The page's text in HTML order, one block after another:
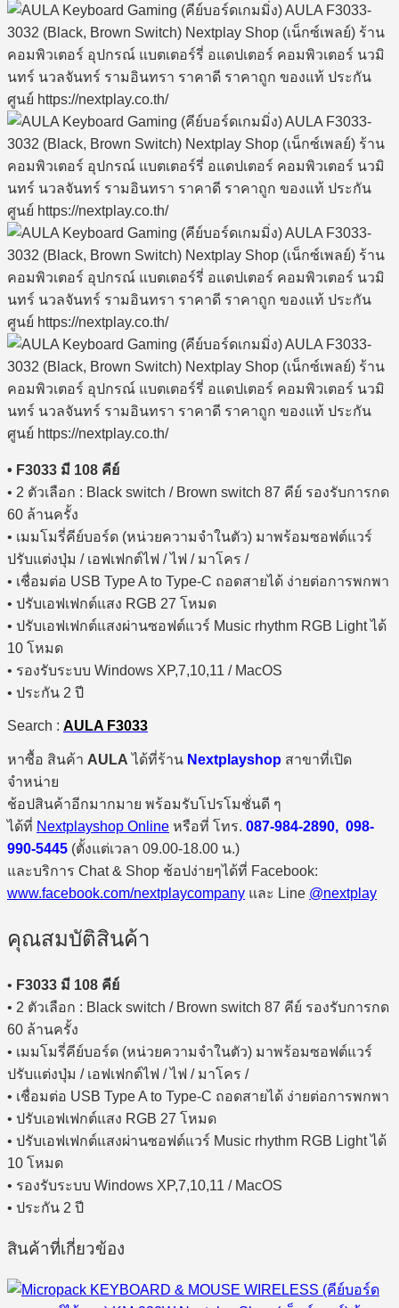
• F3033 มี 108 คีย์
• 2 ตัวเลือก : Black switch / Brown switch 87 คีย์ รองรับการกด
60 ล้านครั้ง
• เมมโมรี่คีย์บอร์ด (หน่วยความจำในตัว) มาพร้อมซอฟต์แวร์
ปรับแต่งปุ่ม / เอฟเฟกต์ไฟ / ไฟ / มาโคร /
• เชื่อมต่อ USB Type A to Type-C ถอดสายได้ ง่ายต่อการพกพา
• ปรับเอฟเฟกต์แสง RGB 27 โหมด
• ปรับเอฟเฟกต์แสงผ่านซอฟต์แวร์ Music rhythm RGB Light ได้
10 โหมด
• รองรับระบบ Windows XP,7,10,11 / MacOS
• ประกัน 2 ปี
Search : AULA F3033
หาซื้อ สินค้า AULA ได้ที่ร้าน Nextplayshop สาขาที่เปิด
จำหน่าย
ช้อปสินค้าอีกมากมาย พร้อมรับโปรโมชั่นดี ๆ
ได้ที่ Nextplayshop Online หรือที่ โทร. 087-984-2890, 098-
990-5445 (ตั้งแต่เวลา 09.00-18.00 น.)
และบริการ Chat & Shop ช้อปง่ายๆได้ที่ Facebook:
www.facebook.com/nextplaycompany และ Line @nextplay
คุณสมบัติสินค้า
• F3033 มี 108 คีย์
• 2 ตัวเลือก : Black switch / Brown switch 87 คีย์ รองรับการกด
60 ล้านครั้ง
• เมมโมรี่คีย์บอร์ด (หน่วยความจำในตัว) มาพร้อมซอฟต์แวร์
ปรับแต่งปุ่ม / เอฟเฟกต์ไฟ / ไฟ / มาโคร /
• เชื่อมต่อ USB Type A to Type-C ถอดสายได้ ง่ายต่อการพกพา
• ปรับเอฟเฟกต์แสง RGB 27 โหมด
• ปรับเอฟเฟกต์แสงผ่านซอฟต์แวร์ Music rhythm RGB Light ได้
10 โหมด
• รองรับระบบ Windows XP,7,10,11 / MacOS
• ประกัน 2 ปี
สินค้าที่เกี่ยวข้อง